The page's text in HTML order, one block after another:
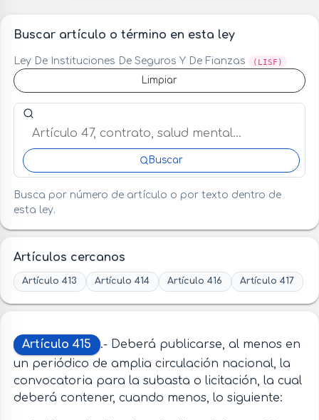
Buscar artículo o término en esta ley
Ley De Instituciones De Seguros Y De Fianzas (LISF)
Limpiar
Buscar artículo o término en esta ley
Buscar
Busca por número de artículo o por texto dentro de
esta ley.
Artículos cercanos
Artículo 413 Artículo 414 Artículo 416 Artículo 417
Artículo 415
.- Deberá publicarse, al menos en
un periódico de amplia circulación nacional, la
convocatoria para la subasta o licitación, la cual
deberá contener, cuando menos, lo siguiente: